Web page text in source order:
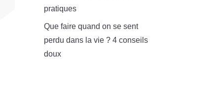
pratiques
Que faire quand on se sent
perdu dans la vie ? 4 conseils
doux